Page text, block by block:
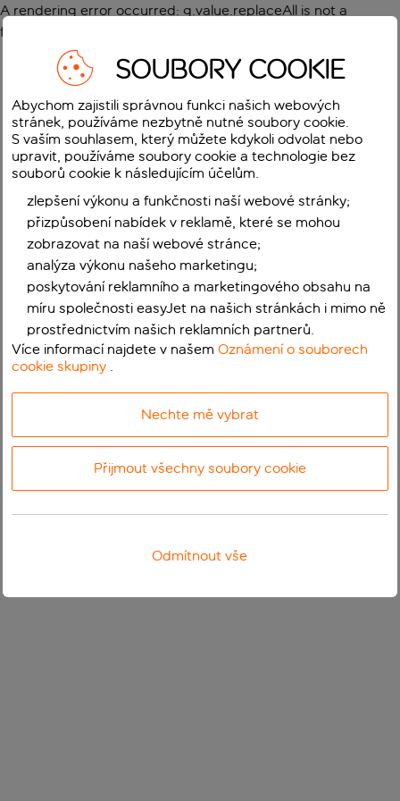
A rendering error occurred: g.value.replaceAll is not a
function
SOUBORY COOKIE
Abychom zajistili správnou funkci našich webových
stránek, používáme nezbytně nutné soubory cookie.
S vaším souhlasem, který můžete kdykoli odvolat nebo
upravit, používáme soubory cookie a technologie bez
souborů cookie k následujícím účelům.
zlepšení výkonu a funkčnosti naší webové stránky;
přizpůsobení nabídek v reklamě, které se mohou
zobrazovat na naší webové stránce;
analýza výkonu našeho marketingu;
poskytování reklamního a marketingového obsahu na
míru společnosti easyJet na našich stránkách i mimo ně
prostřednictvím našich reklamních partnerů.
Více informací najdete v našemOznámení o souborech
cookie skupiny .
Nechte mě vybrat
Přijmout všechny soubory cookie
Odmítnout vše